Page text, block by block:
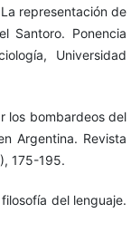
representación de
Santoro. Ponencia
Universidad
los bombardeos del
Argentina. Revista
175-195.
del lenguaje.